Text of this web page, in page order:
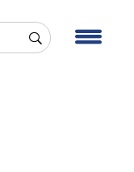
Cerca